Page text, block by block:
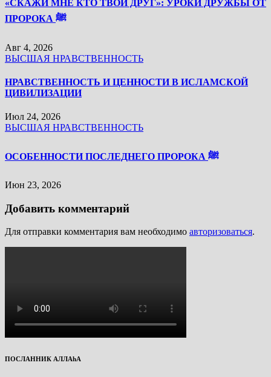
«СКАЖИ МНЕ КТО ТВОЙ ДРУГ»: УРОКИ ДРУЖБЫ ОТ
ПРОРОКА ﷺ
Авг 4, 2026
ВЫСШАЯ НРАВСТВЕННОСТЬ
НРАВСТВЕННОСТЬ И ЦЕННОСТИ В ИСЛАМСКОЙ
ЦИВИЛИЗАЦИИ
Июл 24, 2026
ВЫСШАЯ НРАВСТВЕННОСТЬ
ОСОБЕННОСТИ ПОСЛЕДНЕГО ПРОРОКА ﷺ
Июн 23, 2026
Добавить комментарий
Для отправки комментария вам необходимо авторизоваться.
ПОСЛАННИК АЛЛАhА